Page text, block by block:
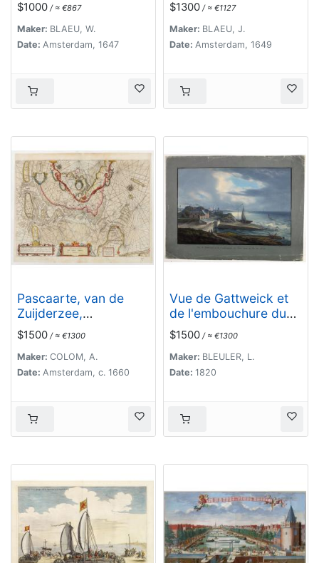
$1000 / ≈ €867
Maker: BLAEU, W.
Date: Amsterdam, 1647
$1300 / ≈ €1127
Maker: BLAEU, J.
Date: Amsterdam, 1649
Pascaarte, van de
Zuijderzee,
Vliestroom, Vlie, en
Amelandergat…
$1500 / ≈ €1300
Maker: COLOM, A.
Date: Amsterdam, c. 1660
Vue de Gattweick et
de l'embouchure du
Rhin, dans la Mer du
Nord.
$1500 / ≈ €1300
Maker: BLEULER, L.
Date: 1820